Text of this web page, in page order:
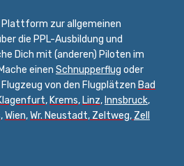
Plattform zur allgemeinen
die PPL-Ausbildung und
Dich mit (anderen) Piloten im
einen Schnupperflug oder
von den Flugplätzen Bad
, Krems, Linz, Innsbruck,
,Wien,Wr. Neustadt, Zeltweg, Zell